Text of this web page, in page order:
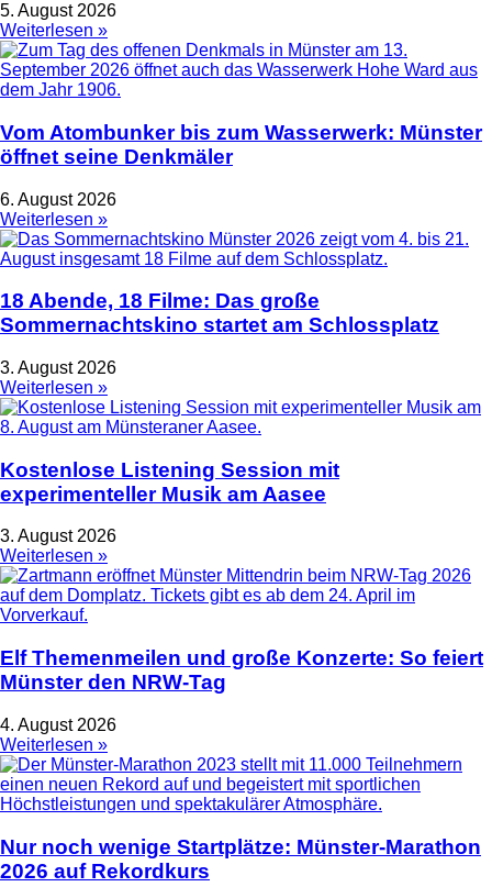
5. August 2026
Weiterlesen »
Vom Atombunker bis zum Wasserwerk: Münster
öffnet seine Denkmäler
6. August 2026
Weiterlesen »
18 Abende, 18 Filme: Das große
Sommernachtskino startet am Schlossplatz
3. August 2026
Weiterlesen »
Kostenlose Listening Session mit
experimenteller Musik am Aasee
3. August 2026
Weiterlesen »
Elf Themenmeilen und große Konzerte: So feiert
Münster den NRW-Tag
4. August 2026
Weiterlesen »
Nur noch wenige Startplätze: Münster-Marathon
2026 auf Rekordkurs